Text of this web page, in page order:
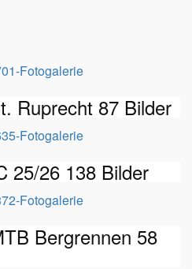
Ruprecht 87 Bilder
25/26 138 Bilder
Bergrennen 58